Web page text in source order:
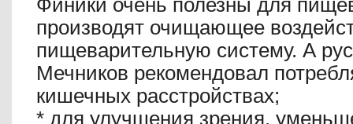
Финики очень полезны для
производят очищающее
пищеварительную систему. А
Мечников рекомендовал
кишечных расстройствах;
* для улучшения зрения,